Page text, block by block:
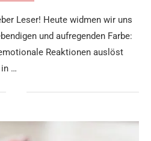
Leser! Heute widmen wir uns
und aufregenden Farbe:
Reaktionen auslöst
…